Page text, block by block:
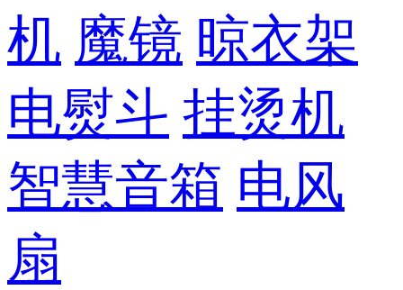
机 魔镜 晾衣架
电熨斗 挂烫机
智慧音箱 电风
扇